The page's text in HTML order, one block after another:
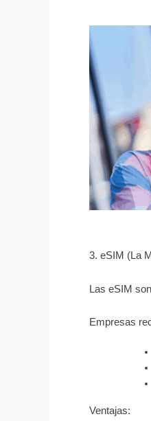
3. eSIM (La
Las eSIM
Empresas
Ventajas: